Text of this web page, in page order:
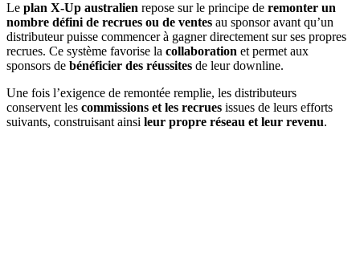
Le plan X-Up australien repose sur le principe de remonter un
nombre défini de recrues ou de ventes au sponsor avant qu’un
distributeur puisse commencer à gagner directement sur ses propres
recrues. Ce système favorise la collaboration et permet aux
sponsors de bénéficier des réussites de leur downline.
Une fois l’exigence de remontée remplie, les distributeurs
conservent les commissions et les recrues issues de leurs efforts
suivants, construisant ainsi leur propre réseau et leur revenu.